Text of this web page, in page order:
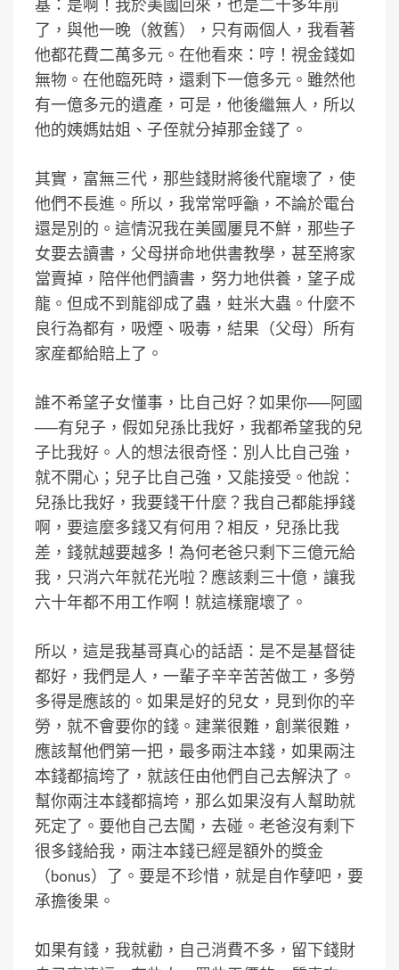
基：是啊！我於美國回來，也是二十多年前
了，與他一晚（敘舊），只有兩個人，我看著
他都花費二萬多元。在他看來：哼！視金錢如
無物。在他臨死時，還剩下一億多元。雖然他
有一億多元的遺產，可是，他後繼無人，所以
他的姨媽姑姐、子侄就分掉那金錢了。
其實，富無三代，那些錢財將後代寵壞了，使
他們不長進。所以，我常常呼籲，不論於電台
還是別的。這情況我在美國屢見不鮮，那些子
女要去讀書，父母拼命地供書教學，甚至將家
當賣掉，陪伴他們讀書，努力地供養，望子成
龍。但成不到龍卻成了蟲，蛀米大蟲。什麼不
良行為都有，吸煙、吸毒，結果（父母）所有
家産都給賠上了。
誰不希望子女懂事，比自己好？如果你──阿國
──有兒子，假如兒孫比我好，我都希望我的兒
子比我好。人的想法很奇怪：別人比自己強，
就不開心；兒子比自己強，又能接受。他說：
兒孫比我好，我要錢干什麼？我自己都能掙錢
啊，要這麼多錢又有何用？相反，兒孫比我
差，錢就越要越多！為何老爸只剩下三億元給
我，只消六年就花光啦？應該剩三十億，讓我
六十年都不用工作啊！就這樣寵壞了。
所以，這是我基哥真心的話語：是不是基督徒
都好，我們是人，一輩子辛辛苦苦做工，多勞
多得是應該的。如果是好的兒女，見到你的辛
勞，就不會要你的錢。建業很難，創業很難，
應該幫他們第一把，最多兩注本錢，如果兩注
本錢都搞垮了，就該任由他們自己去解決了。
幫你兩注本錢都搞垮，那么如果沒有人幫助就
死定了。要他自己去闖，去碰。老爸沒有剩下
很多錢給我，兩注本錢已經是額外的獎金
（bonus）了。要是不珍惜，就是自作孽吧，要
承擔後果。
如果有錢，我就勸，自己消費不多，留下錢財